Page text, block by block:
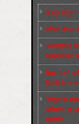
मज़दूर बिगुल
पश्चिम
अमानवीयता
साम्राज्यवाद
शिक्षा मंत्री
दिल्ली के
‘नोएडा के
अभियान’
प्रदर्शन